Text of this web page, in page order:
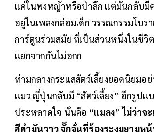
แค่ในพงหญ้าหรือป่าลึก แต่มันกลับมี
อยู่ในเพลงกล่อมเด็ก วรรณกรรมโบร
การ์ตูนร่วมสมัย ที่เป็นส่วนหนึ่งในชี
แยกจากกันไม่อกก
ท่ามกลางกระแสสัตว์เลี้ยงยอดนิยมอ
แมว ญี่ปุ่นกลับมี “สัตว์เลี้ยง” อีกรูปแ
ประหลาดใจ นั่นคือ “แมลง”ไม่ว่าจ
สีดำมันวาว จั๊กจั่นที่ร้องระงมยามห